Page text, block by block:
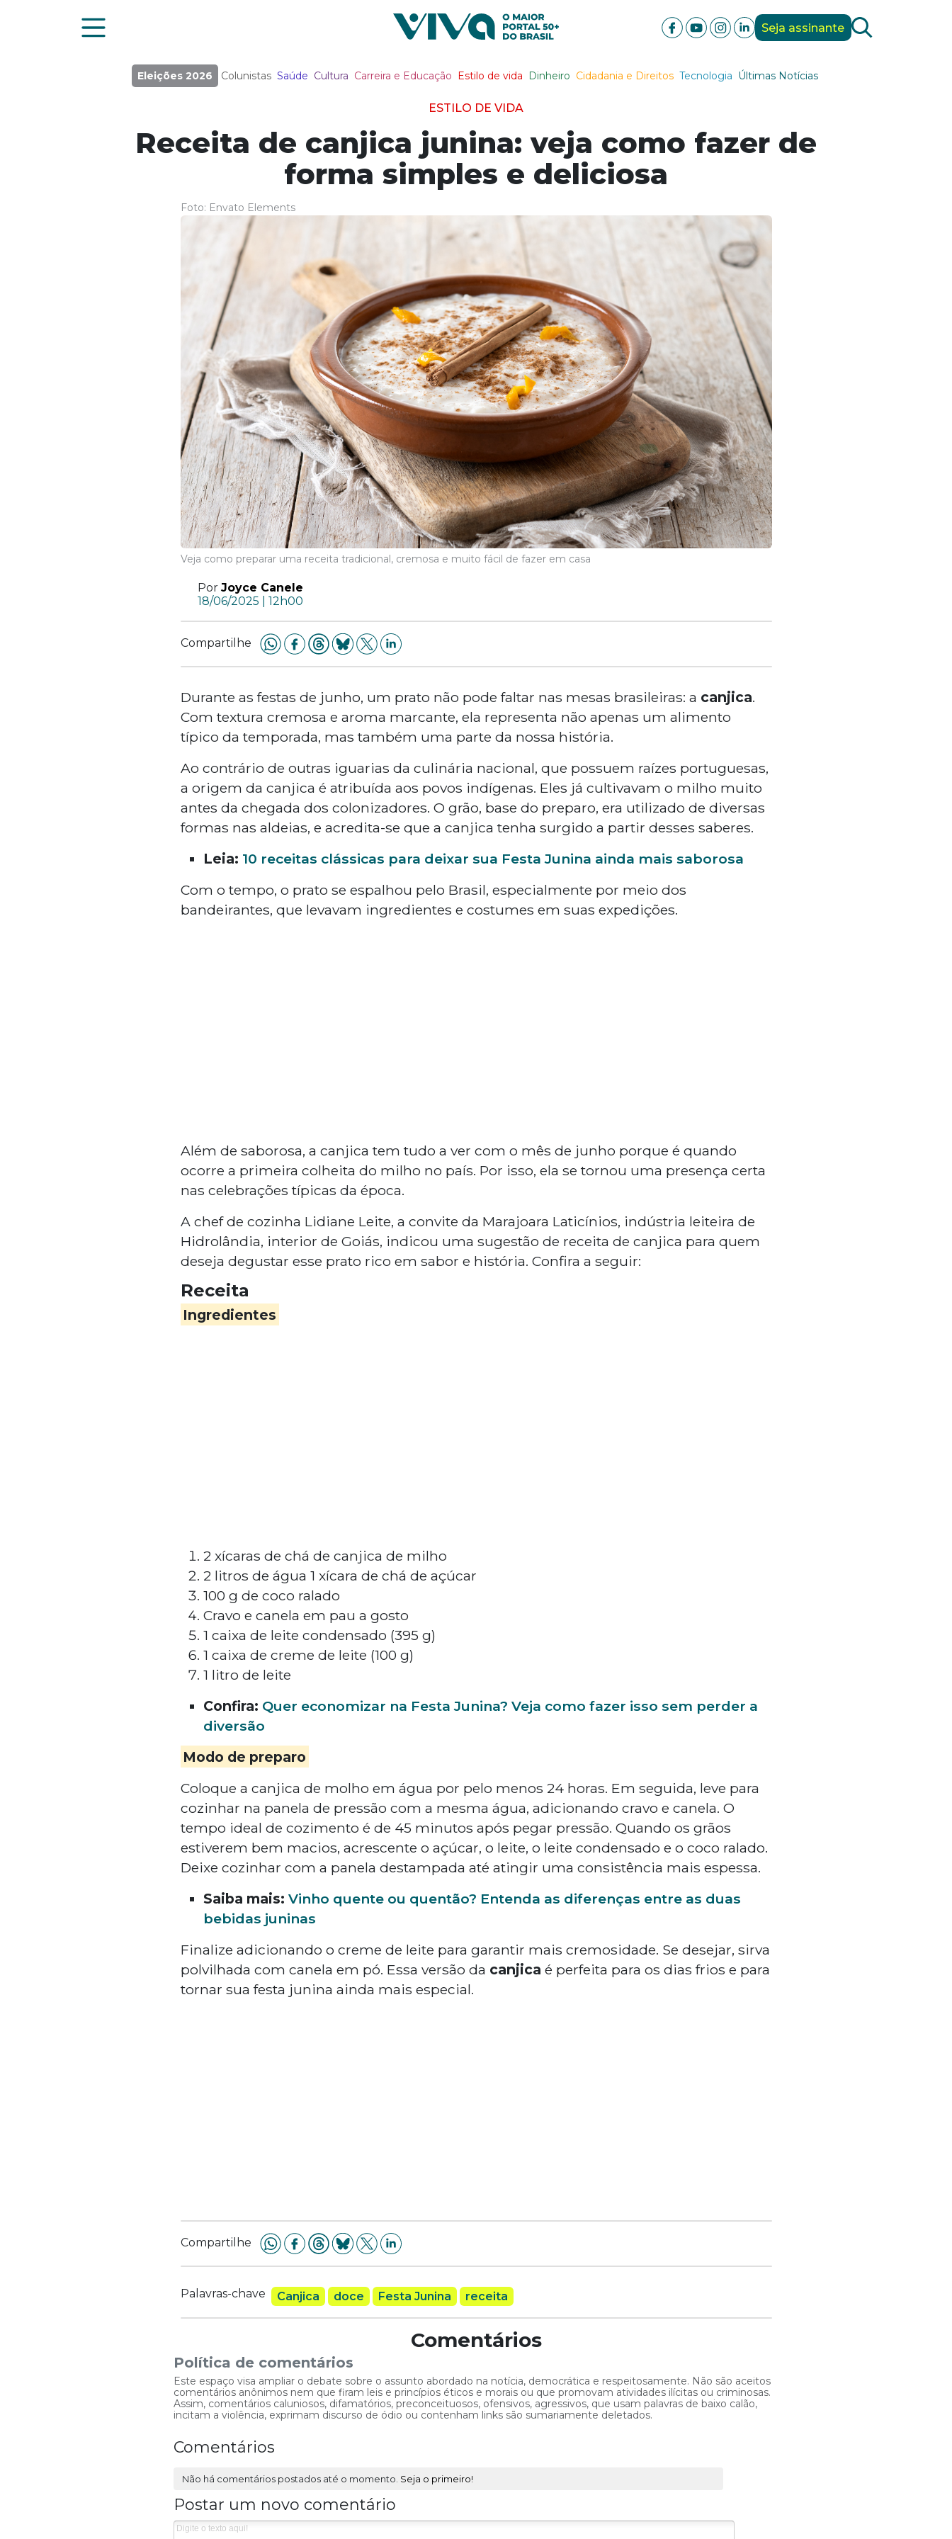
Seja assinante
Eleições 2026 Colunistas Saúde Cultura Carreira e Educação Estilo de vida Dinheiro Cidadania e Direitos Tecnologia Últimas Notícias
ESTILO DE VIDA
Receita de canjica junina: veja como fazer de
forma simples e deliciosa
Foto: Envato Elements
Veja como preparar uma receita tradicional, cremosa e muito fácil de fazer em casa
Por Joyce Canele
18/06/2025 | 12h00
Compartilhe
Durante as festas de junho, um prato não pode faltar nas mesas brasileiras: a canjica.
Com textura cremosa e aroma marcante, ela representa não apenas um alimento
típico da temporada, mas também uma parte da nossa história.
Ao contrário de outras iguarias da culinária nacional, que possuem raízes portuguesas,
a origem da canjica é atribuída aos povos indígenas. Eles já cultivavam o milho muito
antes da chegada dos colonizadores. O grão, base do preparo, era utilizado de diversas
formas nas aldeias, e acredita-se que a canjica tenha surgido a partir desses saberes.
Leia: 10 receitas clássicas para deixar sua Festa Junina ainda mais saborosa
Com o tempo, o prato se espalhou pelo Brasil, especialmente por meio dos
bandeirantes, que levavam ingredientes e costumes em suas expedições.
Além de saborosa, a canjica tem tudo a ver com o mês de junho porque é quando
ocorre a primeira colheita do milho no país. Por isso, ela se tornou uma presença certa
nas celebrações típicas da época.
A chef de cozinha Lidiane Leite, a convite da Marajoara Laticínios, indústria leiteira de
Hidrolândia, interior de Goiás, indicou uma sugestão de receita de canjica para quem
deseja degustar esse prato rico em sabor e história. Confira a seguir:
Receita
Ingredientes
2 xícaras de chá de canjica de milho
2 litros de água 1 xícara de chá de açúcar
100 g de coco ralado
Cravo e canela em pau a gosto
1 caixa de leite condensado (395 g)
1 caixa de creme de leite (100 g)
1 litro de leite
Confira: Quer economizar na Festa Junina? Veja como fazer isso sem perder a
diversão
Modo de preparo
Coloque a canjica de molho em água por pelo menos 24 horas. Em seguida, leve para
cozinhar na panela de pressão com a mesma água, adicionando cravo e canela. O
tempo ideal de cozimento é de 45 minutos após pegar pressão. Quando os grãos
estiverem bem macios, acrescente o açúcar, o leite, o leite condensado e o coco ralado.
Deixe cozinhar com a panela destampada até atingir uma consistência mais espessa.
Saiba mais: Vinho quente ou quentão? Entenda as diferenças entre as duas
bebidas juninas
Finalize adicionando o creme de leite para garantir mais cremosidade. Se desejar, sirva
polvilhada com canela em pó. Essa versão da canjica é perfeita para os dias frios e para
tornar sua festa junina ainda mais especial.
Compartilhe
Palavras-chave Canjica doce Festa Junina receita
Comentários
Política de comentários
Este espaço visa ampliar o debate sobre o assunto abordado na notícia, democrática e respeitosamente. Não são aceitos
comentários anônimos nem que firam leis e princípios éticos e morais ou que promovam atividades ilícitas ou criminosas.
Assim, comentários caluniosos, difamatórios, preconceituosos, ofensivos, agressivos, que usam palavras de baixo calão,
incitam a violência, exprimam discurso de ódio ou contenham links são sumariamente deletados.
Comentários
Não há comentários postados até o momento. Seja o primeiro!
Postar um novo comentário